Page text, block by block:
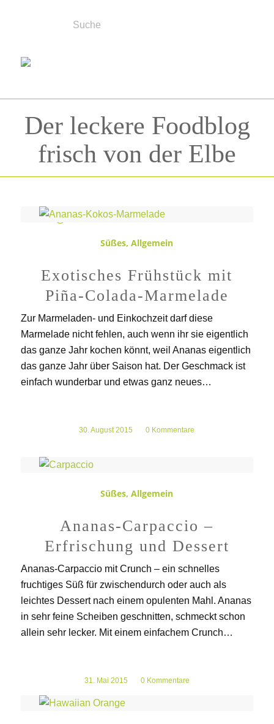
Der leckere Foodblog
frisch von der Elbe
Schlagwortarchiv für:Ananas
Süßes,Allgemein
Exotisches Frühstück mit
Piña-Colada-Marmelade
Zur Marmeladen- und Einkochzeit darf diese
Marmelade nicht fehlen, auch wenn ihr sie eigentlich
das ganze Jahr kochen könnt, weil Ananas eigentlich
das ganze Jahr über Saison hat. Der Geschmack ist
einfach wunderbar und etwas ganz neues…
30. August 2015
/ 0 Kommentare
Süßes,Allgemein
Ananas-Carpaccio –
Erfrischung und Dessert
Ananas-Carpaccio mit Crunch – ein schnelles
fruchtiges Süß für zwischendurch oder auch als
leichtes Dessert nach einem opulenten Mahl. Ananas
in sehr feine Scheiben geschnitten, schmeckt schon
allein sehr lecker. Mit einem einfachem Crunch…
31. Mai 2015 0 Kommentare